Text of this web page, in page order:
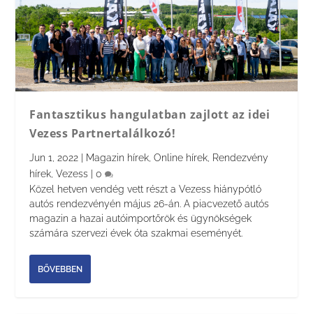
Fantasztikus hangulatban zajlott az idei
Vezess Partnertalálkozó!
Jun 1, 2022 Magazin hírek ,Online hírek Rendezvény
hírek ,Vezess |0
Közel hetven vendég vett részt a Vezess hiánypótló
autós rendezvényén május 26-án. A piacvezető autós
magazin a hazai autóimportőrök és ügynökségek
számára szervezi évek óta szakmai eseményét.
BŐVEBBEN